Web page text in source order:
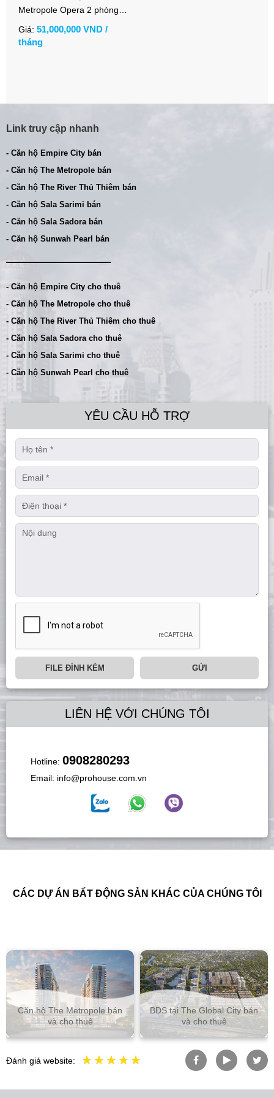
Metropole Opera 2 phòng
sông Sài Gòn
Giá: 51,000,000 VND /
tháng
Link truy cập nhanh
- Căn hộ Empire City bán
- Căn hộ The Metropole bán
- Căn hộ The River Thủ Thiêm bán
- Căn hộ Sala Sarimi bán
- Căn hộ Sala Sadora bán
- Căn hộ Sunwah Pearl bán
- Căn hộ Empire City cho thuê
- Căn hộ The Metropole cho thuê
- Căn hộ The River Thủ Thiêm cho thuê
- Căn hộ Sala Sadora cho thuê
- Căn hộ Sala Sarimi cho thuê
- Căn hộ Sunwah Pearl cho thuê
YÊU CẦU HỖ TRỢ
FILE ĐÍNH KÈM GỬI
LIÊN HỆ VỚI CHÚNG TÔI
Hotline: 0908280293
Email: info@prohouse.com.vn
CÁC DỰ ÁN BẤT ĐỘNG SẢN KHÁC CỦA CHÚNG TÔI
Căn hộ The Metropole bán
và cho thuê
BĐS tại The Global City bán
và cho thuê
Đánh giá website: